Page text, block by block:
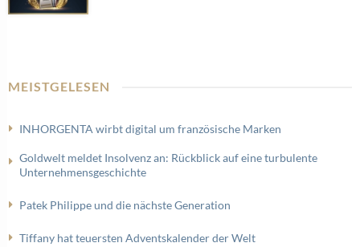
MEISTGELESEN
INHORGENTA wirbt digital um französische Marken
Goldwelt meldet Insolvenz an: Rückblick auf eine turbulente
Unternehmensgeschichte
Patek Philippe und die nächste Generation
Tiffany hat teuersten Adventskalender der Welt